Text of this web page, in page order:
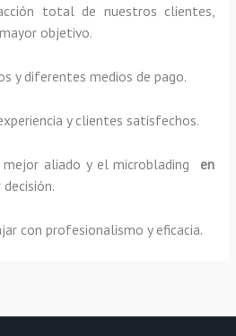
total de nuestros clientes,
objetivo.
y diferentes medios de pago.
y clientes satisfechos.
mejor aliado y elmicroblading en
con profesionalismo y eficacia.